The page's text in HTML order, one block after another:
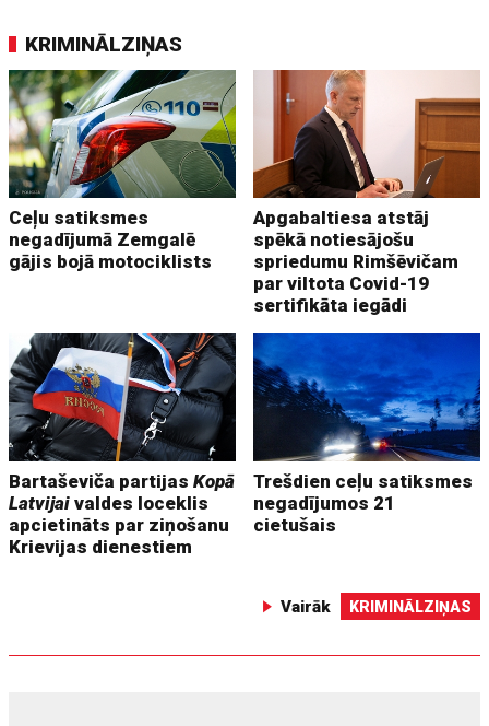
KRIMINĀLZIŅAS
Ceļu satiksmes
negadījumā Zemgalē
gājis bojā motociklists
Apgabaltiesa atstāj
spēkā notiesājošu
spriedumu Rimšēvičam
par viltota Covid-19
sertifikāta iegādi
Bartaševiča partijasKopā
Latvijai valdes loceklis
apcietināts par ziņošanu
Krievijas dienestiem
Trešdien ceļu satiksmes
negadījumos 21
cietušais
Vairāk KRIMINĀLZIŅAS